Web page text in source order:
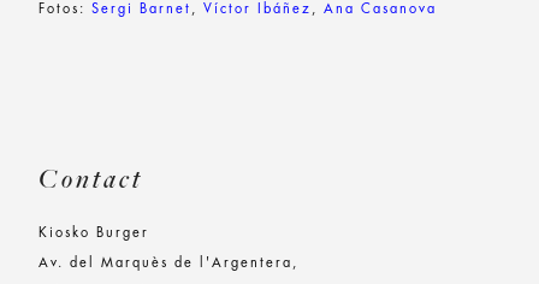
Fotos:Sergi Barnet ,Víctor Ibáñez ,Ana Casanova
Contact
Kiosko Burger
Av. del Marquès de l'Argentera,